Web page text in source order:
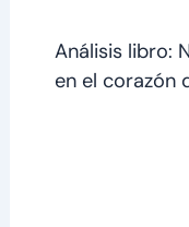
Análisis libro:
en el corazón